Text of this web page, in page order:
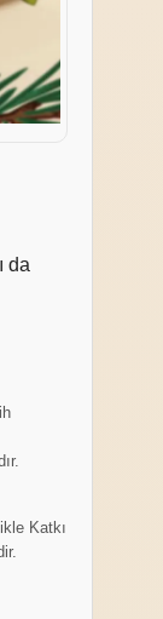
da
Katkı